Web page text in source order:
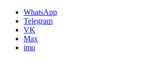
WhatsApp
Telegram
VK
Max
imo